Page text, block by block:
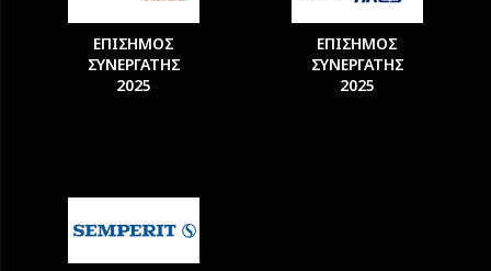
ΕΠΙΣΗΜΟΣ
ΣΥΝΕΡΓΑΤΗΣ
2025
ΕΠΙΣΗΜΟΣ
ΣΥΝΕΡΓΑΤΗΣ
2025